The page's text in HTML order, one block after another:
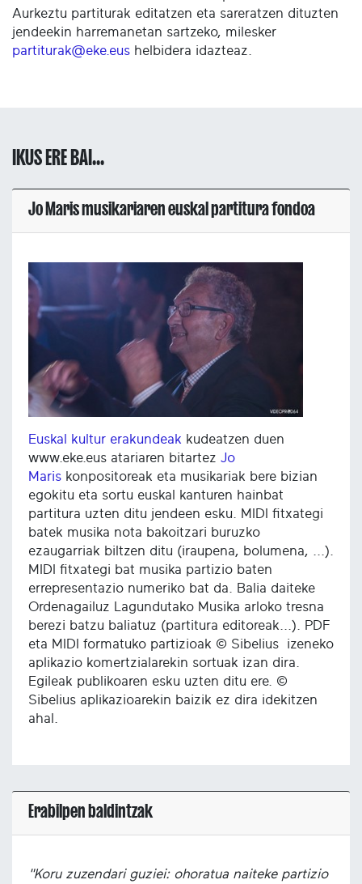
Aurkeztu partiturak editatzen eta sareratzen dituzten
jendeekin harremanetan sartzeko, milesker
partiturak@eke.eus helbidera idazteaz.
IKUS ERE BAI...
Jo Maris musikariaren euskal partitura fondoa
Euskal kultur erakundeak kudeatzen duen
www.eke.eus atariaren bitartez Jo
Maris konpositoreak eta musikariak bere bizian
egokitu eta sortu euskal kanturen hainbat
partitura uzten ditu jendeen esku. MIDI fitxategi
batek musika nota bakoitzari buruzko
ezaugarriak biltzen ditu (iraupena, bolumena, ...).
MIDI fitxategi bat musika partizio baten
errepresentazio numeriko bat da. Balia daiteke
Ordenagailuz Lagundutako Musika arloko tresna
berezi batzu baliatuz (partitura editoreak...). PDF
eta MIDI formatuko partizioak © Sibelius izeneko
aplikazio komertzialarekin sortuak izan dira.
Egileak publikoaren esku uzten ditu ere. ©
Sibelius aplikazioarekin baizik ez dira idekitzen
ahal.
Erabilpen baldintzak
"Koru zuzendari guziei: ohoratua naiteke partizio